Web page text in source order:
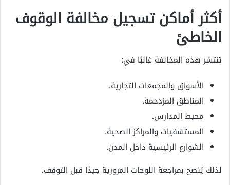
أكثر أماكن تسجيل مخالفة الوقوف
الخاطئ
تنتشر هذه المخالفة غالبًا في:
الأسواق والمجمعات التجارية.
المناطق المزدحمة.
محيط المدارس.
المستشفيات والمراكز الصحية.
الشوارع الرئيسية داخل المدن.
لذلك يُنصح بمراجعة اللوحات المرورية جيدًا قبل التوقف.